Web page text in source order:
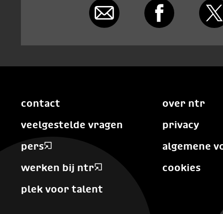
contact
veelgestelde vragen
pers
werken bij ntr
plek voor talent
over ntr
privacy
algemene
cookies